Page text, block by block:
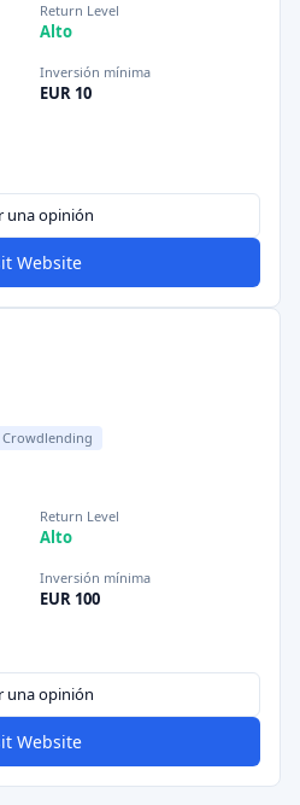
Return Level
Alto
Inversión mínima
EUR 10
una opinión
Website
Crowdlending
Return Level
Alto
Inversión mínima
EUR 100
una opinión
Website